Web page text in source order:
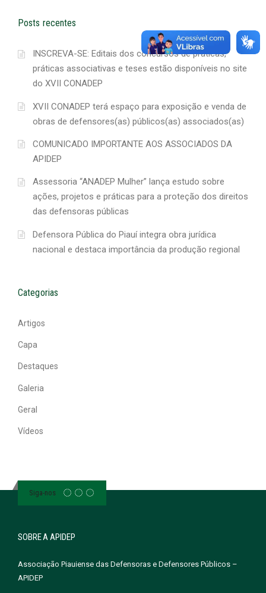
Posts recentes
INSCREVA-SE: Editais dos concursos de práticas,
práticas associativas e teses estão disponíveis no site
do XVII CONADEP
XVII CONADEP terá espaço para exposição e venda de
obras de defensores(as) públicos(as) associados(as)
COMUNICADO IMPORTANTE AOS ASSOCIADOS DA
APIDEP
Assessoria “ANADEP Mulher” lança estudo sobre
ações, projetos e práticas para a proteção dos direitos
das defensoras públicas
Defensora Pública do Piauí integra obra jurídica
nacional e destaca importância da produção regional
Categorias
Artigos
Capa
Destaques
Galeria
Geral
Vídeos
Siga-nos
SOBRE A APIDEP
Associação Piauiense das Defensoras e Defensores Públicos –
APIDEP